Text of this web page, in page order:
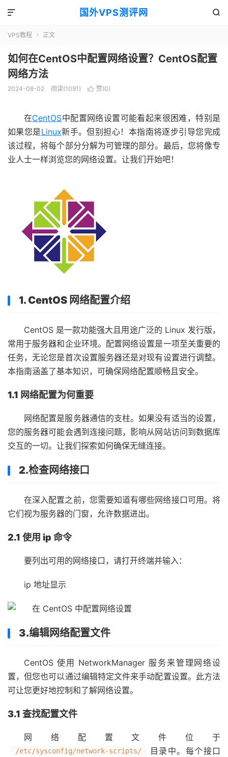
国外VPS测评网 

VPS教程  正文
如何在CentOS中配置网络设置？CentOS配置
网络方法
2024-08-02 阅读(1091)  赞(0)
在CentOS中配置网络设置可能看起来很困难，特别是
如果您是Linux新手。但别担心！本指南将逐步引导您完成
该过程，将每个部分分解为可管理的部分。最后，您将像专
业人士一样浏览您的网络设置。让我们开始吧！
1. CentOS 网络配置介绍
CentOS 是一款功能强大且用途广泛的 Linux 发行版，
常用于服务器和企业环境。配置网络设置是一项至关重要的
任务，无论您是首次设置服务器还是对现有设置进行调整。
本指南涵盖了基本知识，可确保网络配置顺畅且安全。
1.1 网络配置为何重要
网络配置是服务器通信的支柱。如果没有适当的设置，
您的服务器可能会遇到连接问题，影响从网站访问到数据库
交互的一切。让我们探索如何确保无缝连接。
2.检查网络接口
在深入配置之前，您需要知道有哪些网络接口可用。将
它们视为服务器的门窗，允许数据进出。
2.1 使用 ip 命令
要列出可用的网络接口，请打开终端并输入：
ip 地址显示
3.编辑网络配置文件
CentOS 使用 NetworkManager 服务来管理网络设
置，但您也可以通过编辑特定文件来手动配置设置。此方法
可让您更好地控制和了解网络设置。
3.1 查找配置文件
网络配置文件位于
/etc/sysconfig/network-scripts/
目录中。每个接口